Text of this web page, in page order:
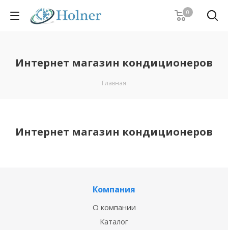
0
Интернет магазин кондиционеров
Главная
Интернет магазин кондиционеров
Компания
О компании
Каталог